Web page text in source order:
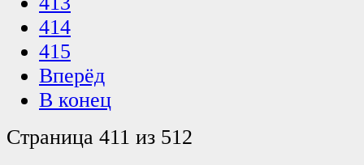
414
415
Вперёд
В конец
Страница 411 из 512